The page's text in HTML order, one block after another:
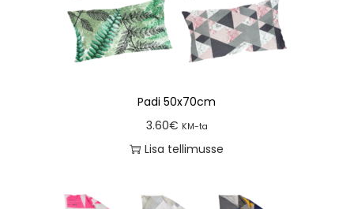
Padi 50x70cm
3.60€ KM-ta
Lisa tellimusse